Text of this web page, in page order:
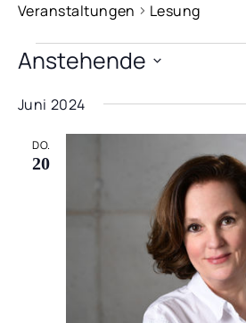
Veranstaltungen Lesung
VERANSTALTUNGEN
Anstehende
wählen.
Juni 2024
DO.
20